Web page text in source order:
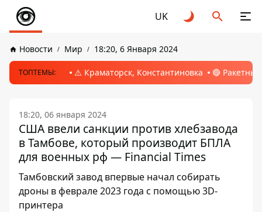
UK
Новости Мир 18:20, 6 Января 2024
ТОПТЕМЫ: ⚠️ Краматорск, Константиновка 🔴
18:20, 06 января 2024
США ввели санкции против хлебзавода
в Тамбове, который производит БПЛА
для военных рф — Financial Times
Тамбовский завод впервые начал собирать
дроны в феврале 2023 года с помощью 3D-
принтера